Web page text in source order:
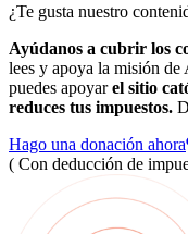
¿Te gusta nuestro
Ayúdanos a cubrir los
lees y apoya la misión de
puedes apoyarel sitio
reduces tus impuestos.
Hago una donación ahora
( Con deducción de